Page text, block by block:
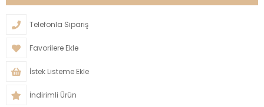
Telefonla Sipariş
Favorilere Ekle
İstek Listeme Ekle
İndirimli Ürün